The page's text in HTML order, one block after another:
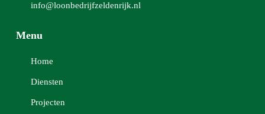
info@loonbedrijfzeldenrijk.nl
Menu
Home
Diensten
Projecten